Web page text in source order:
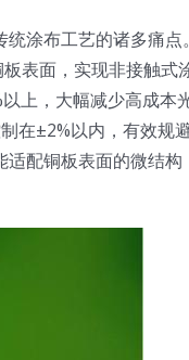
涂布工艺的诸多痛点。
表面，实现非接触式
上，大幅减少高成本
在±2%以内，有效规
配铜板表面的微结构